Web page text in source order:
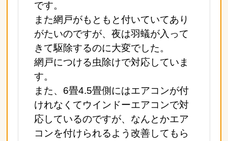
です。
また網戸がもともと付いていてあり
がたいのですが、夜は羽蟻が入って
きて駆除するのに大変でした。
網戸につける虫除けで対応していま
す。
また、6畳4.5畳側にはエアコンが付
けれなくてウインドーエアコンで対
応しているのですが、なんとかエア
コンを付けられるよう改善してもら